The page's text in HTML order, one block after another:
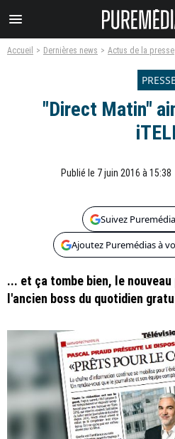
menu
Accueil Dernières news Actus de la presse
PRESSE
"Direct Matin"
Publié le 7 juin 2016 à 15:38
Suivez
Ajoutez Puremédias à
... et ça tombe bien, le
l'ancien boss du quotidien